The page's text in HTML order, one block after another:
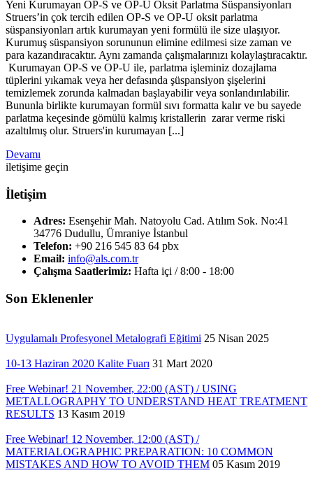
Yeni Kurumayan OP-S ve OP-U Oksit Parlatma Süspansiyonları
Struers’in çok tercih edilen OP-S ve OP-U oksit parlatma
süspansiyonları artık kurumayan yeni formülü ile size ulaşıyor.
Kurumuş süspansiyon sorununun elimine edilmesi size zaman ve
para kazandıracaktır. Aynı zamanda çalışmalarınızı kolaylaştıracaktır.
Kurumayan OP-S ve OP-U ile, parlatma işleminiz dozajlama
tüplerini yıkamak veya her defasında şüspansiyon şişelerini
temizlemek zorunda kalmadan başlayabilir veya sonlandırılabilir.
Bununla birlikte kurumayan formül sıvı formatta kalır ve bu sayede
parlatma keçesinde gömülü kalmış kristallerin zarar verme riski
azaltılmış olur. Struers'in kurumayan [...]
Devamı
iletişime geçin
İletişim
Adres: Esenşehir Mah. Natoyolu Cad. Atılım Sok. No:41
34776 Dudullu, Ümraniye İstanbul
Telefon: +90 216 545 83 64 pbx
Email: info@als.com.tr
Çalışma Saatlerimiz: Hafta içi / 8:00 - 18:00
Son Eklenenler
Uygulamalı Profesyonel Metalografi Eğitimi 25 Nisan 2025
10-13 Haziran 2020 Kalite Fuarı 31 Mart 2020
Free Webinar! 21 November, 22:00 (AST) / USING
METALLOGRAPHY TO UNDERSTAND HEAT TREATMENT
RESULTS 13 Kasım 2019
Free Webinar! 12 November, 12:00 (AST) /
MATERIALOGRAPHIC PREPARATION: 10 COMMON
MISTAKES AND HOW TO AVOID THEM 05 Kasım 2019